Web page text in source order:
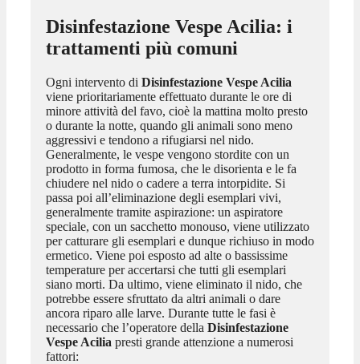
Disinfestazione Vespe Acilia: i
trattamenti più comuni
Ogni intervento di Disinfestazione Vespe Acilia
viene prioritariamente effettuato durante le ore di
minore attività del favo, cioè la mattina molto presto
o durante la notte, quando gli animali sono meno
aggressivi e tendono a rifugiarsi nel nido.
Generalmente, le vespe vengono stordite con un
prodotto in forma fumosa, che le disorienta e le fa
chiudere nel nido o cadere a terra intorpidite. Si
passa poi all’eliminazione degli esemplari vivi,
generalmente tramite aspirazione: un aspiratore
speciale, con un sacchetto monouso, viene utilizzato
per catturare gli esemplari e dunque richiuso in modo
ermetico. Viene poi esposto ad alte o bassissime
temperature per accertarsi che tutti gli esemplari
siano morti. Da ultimo, viene eliminato il nido, che
potrebbe essere sfruttato da altri animali o dare
ancora riparo alle larve. Durante tutte le fasi è
necessario che l’operatore della Disinfestazione
Vespe Acilia presti grande attenzione a numerosi
fattori: